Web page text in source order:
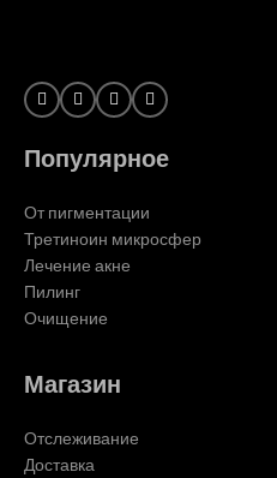
Популярное
От пигментации
Третиноин микросфер
Лечение акне
Пилинг
Очищение
Магазин
Отслеживание
Доставка